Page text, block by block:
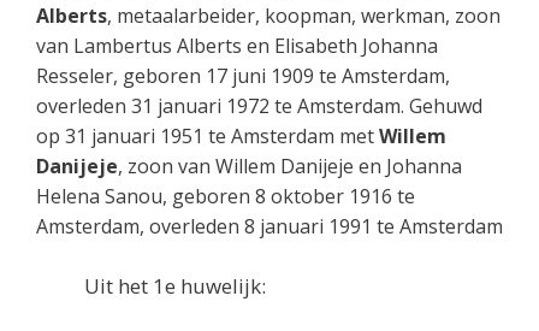
Alberts, metaalarbeider, koopman, werkman, zoon
van Lambertus Alberts en Elisabeth Johanna
Resseler, geboren 17 juni 1909 te Amsterdam,
overleden 31 januari 1972 te Amsterdam. Gehuwd
op 31 januari 1951 te Amsterdam metWillem
Danijeje, zoon van Willem Danijeje en Johanna
Helena Sanou, geboren 8 oktober 1916 te
Amsterdam, overleden 8 januari 1991 te Amsterdam
Uit het 1e huwelijk: